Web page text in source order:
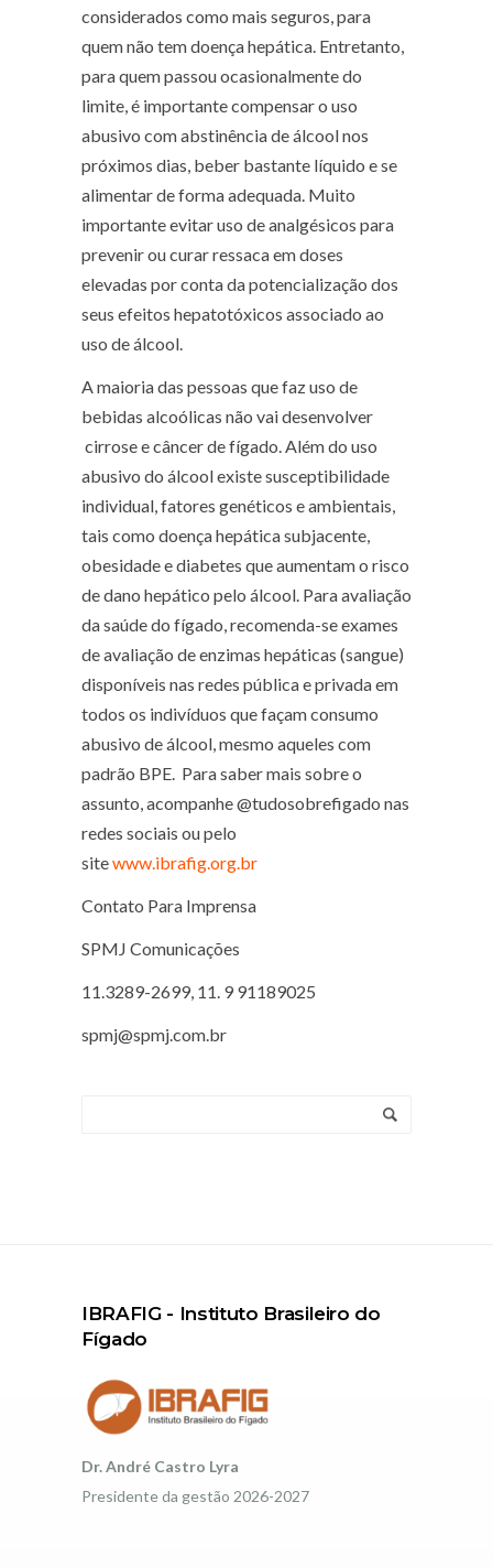
considerados como mais seguros, para
quem não tem doença hepática. Entretanto,
para quem passou ocasionalmente do
limite, é importante compensar o uso
abusivo com abstinência de álcool nos
próximos dias, beber bastante líquido e se
alimentar de forma adequada. Muito
importante evitar uso de analgésicos para
prevenir ou curar ressaca em doses
elevadas por conta da potencialização dos
seus efeitos hepatotóxicos associado ao
uso de álcool.
A maioria das pessoas que faz uso de
bebidas alcoólicas não vai desenvolver
cirrose e câncer de fígado. Além do uso
abusivo do álcool existe susceptibilidade
individual, fatores genéticos e ambientais,
tais como doença hepática subjacente,
obesidade e diabetes que aumentam o risco
de dano hepático pelo álcool. Para avaliação
da saúde do fígado, recomenda-se exames
de avaliação de enzimas hepáticas (sangue)
disponíveis nas redes pública e privada em
todos os indivíduos que façam consumo
abusivo de álcool, mesmo aqueles com
padrão BPE. Para saber mais sobre o
assunto, acompanhe @tudosobrefigado nas
redes sociais ou pelo
sitewww.ibrafig.org.br
Contato Para Imprensa
SPMJ Comunicações
11.3289-2699, 11. 9 91189025
spmj@spmj.com.br
IBRAFIG - Instituto Brasileiro do
Fígado
Dr. André Castro Lyra
Presidente da gestão 2026-2027